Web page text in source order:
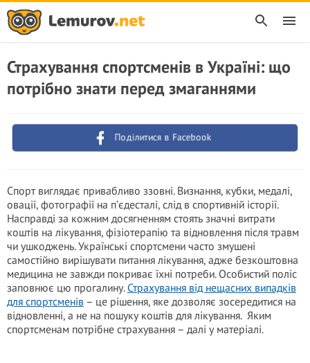
Страхування спортсменів в Україні: що
потрібно знати перед змаганнями
Поділитися в Facebook
Спорт виглядає привабливо ззовні. Визнання, кубки, медалі,
овації, фотографії на п’єдесталі, слід в спортивній історії.
Насправді за кожним досягненням стоять значні витрати
коштів на лікування, фізіотерапію та відновлення після травм
чи ушкоджень. Українські спортсмени часто змушені
самостійно вирішувати питання лікування, адже безкоштовна
медицина не завжди покриває їхні потреби. Особистий поліс
заповнює цю прогалину. Страхування від нещасних випадків
для спортсменів – це рішення, яке дозволяє зосередитися на
відновленні, а не на пошуку коштів для лікування. Яким
спортсменам потрібне страхування – далі у матеріалі.